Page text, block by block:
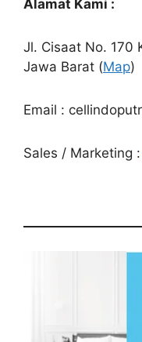
Alamat Kami :
Jl. Cisaat No. 170
Jawa Barat (Map)
Email :
Sales / Marketing :